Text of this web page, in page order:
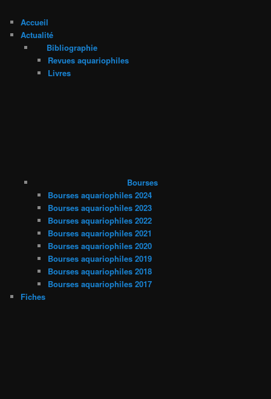
Accueil
Actualité
Bibliographie
Revues aquariophiles
Livres
Bourses
Bourses aquariophiles 2024
Bourses aquariophiles 2023
Bourses aquariophiles 2022
Bourses aquariophiles 2021
Bourses aquariophiles 2020
Bourses aquariophiles 2019
Bourses aquariophiles 2018
Bourses aquariophiles 2017
Fiches